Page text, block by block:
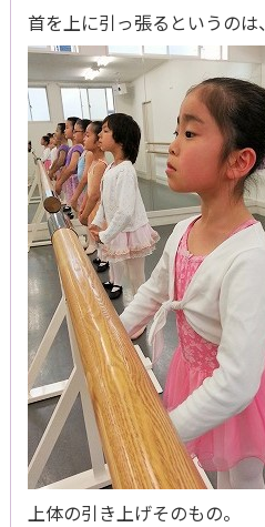
首を上に引っ張るというのは、
上体の引き上げそのもの。